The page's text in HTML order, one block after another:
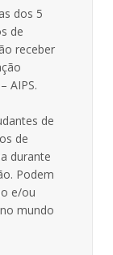
dos 5
de
receber
AIPS.
de
de
durante
Podem
e/ou
mundo